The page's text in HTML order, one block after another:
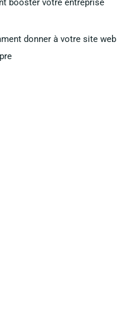
booster votre entreprise
donner à votre site web